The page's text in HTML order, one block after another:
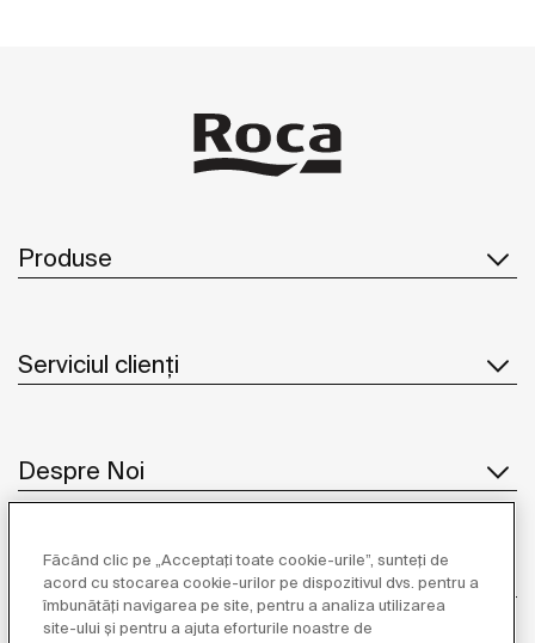
Produse
Serviciul clienți
Despre Noi
Inspirație
Unde să ne găsiți
Făcând clic pe „Acceptați toate cookie-urile”, sunteți de
acord cu stocarea cookie-urilor pe dispozitivul dvs. pentru a
îmbunătăți navigarea pe site, pentru a analiza utilizarea
site-ului și pentru a ajuta eforturile noastre de